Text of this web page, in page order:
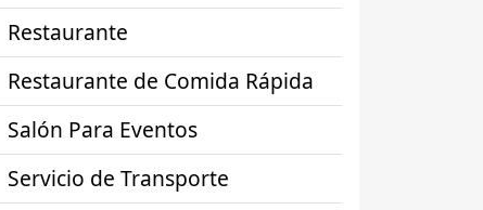
Restaurante
Restaurante de Comida Rápida
Salón Para Eventos
Servicio de Transporte